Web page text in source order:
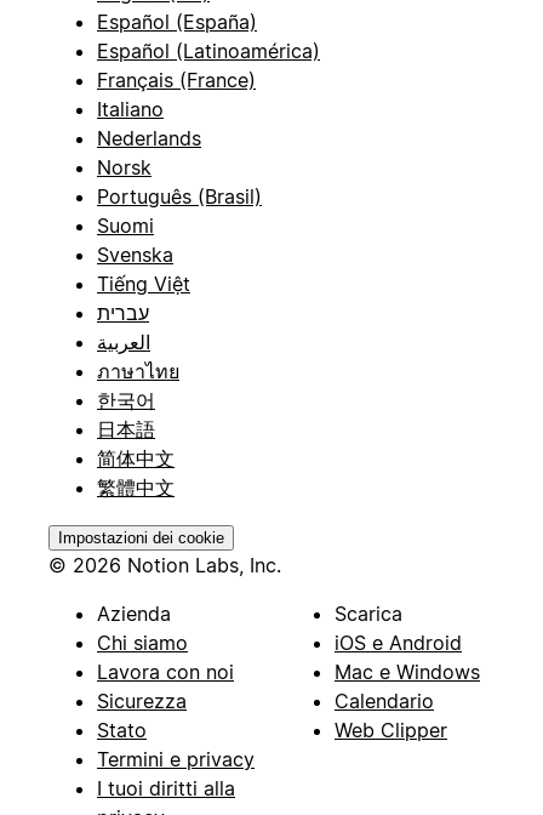
Español (España)
Español (Latinoamérica)
Français (France)
Italiano
Nederlands
Norsk
Português (Brasil)
Suomi
Svenska
Tiếng Việt
עברית
العربية
ภาษาไทย
한국어
日本語
简体中文
繁體中文
Impostazioni dei cookie
© 2026 Notion Labs, Inc.
Azienda
Chi siamo
Lavora con noi
Sicurezza
Stato
Termini e privacy
I tuoi diritti alla
Scarica
iOS e Android
Mac e Windows
Calendario
Web Clipper